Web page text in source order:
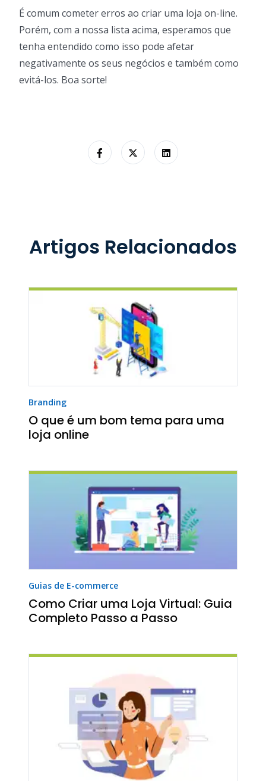
É comum cometer erros ao criar uma loja on-line.
Porém, com a nossa lista acima, esperamos que
tenha entendido como isso pode afetar
negativamente os seus negócios e também como
evitá-los. Boa sorte!
Artigos Relacionados
Branding
O que é um bom tema para uma
loja online
Guias de E-commerce
Como Criar uma Loja Virtual: Guia
Completo Passo a Passo